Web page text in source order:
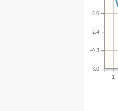
1
-3.0
-0.3
2.4
5.0